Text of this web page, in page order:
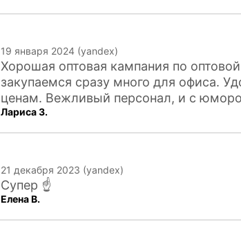
19 января 2024 (yandex)
Хорошая оптовая кампания по
закупаемся сразу много для офиса.
ценам. Вежливый персонал, и с
хочется искать
Лариса З.
21 декабря 2023 (yandex)
Супер ☝️
Елена В.